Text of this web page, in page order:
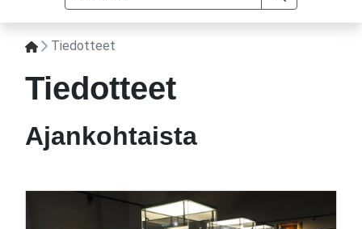
Tiedotteet
Tiedotteet
Ajankohtaista